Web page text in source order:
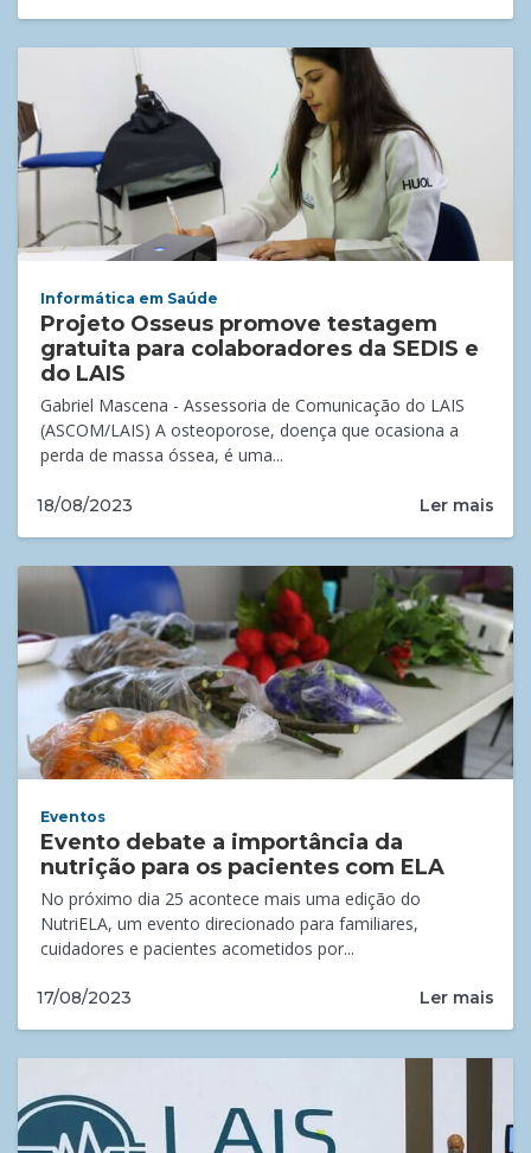
Informática em Saúde
Projeto Osseus promove testagem
gratuita para colaboradores da SEDIS e
do LAIS
Gabriel Mascena - Assessoria de Comunicação do LAIS
(ASCOM/LAIS) A osteoporose, doença que ocasiona a
perda de massa óssea, é uma...
18/08/2023 Ler mais
Eventos
Evento debate a importância da
nutrição para os pacientes com ELA
No próximo dia 25 acontece mais uma edição do
NutriELA, um evento direcionado para familiares,
cuidadores e pacientes acometidos por...
17/08/2023 Ler mais